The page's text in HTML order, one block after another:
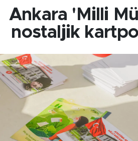
Ankara 'Milli
nostaljik